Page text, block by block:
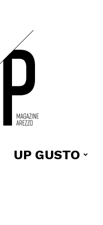
UP GUSTO